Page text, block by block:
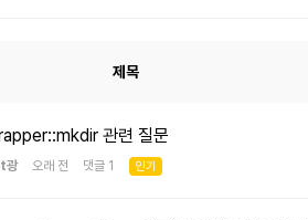
제목
관련 질문
광 오래 전 댓글 1 인기